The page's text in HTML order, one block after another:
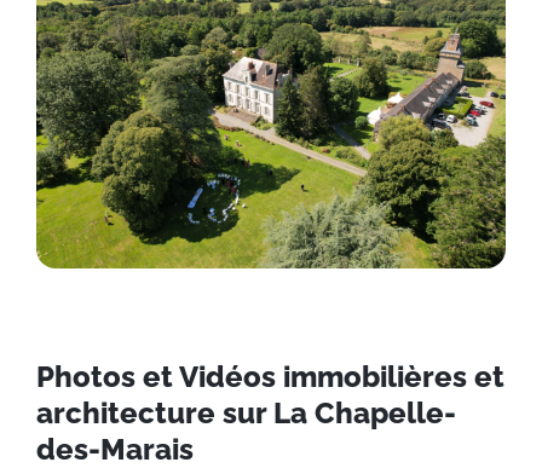
Photos et Vidéos immobilières et
architecture sur La Chapelle-
des-Marais